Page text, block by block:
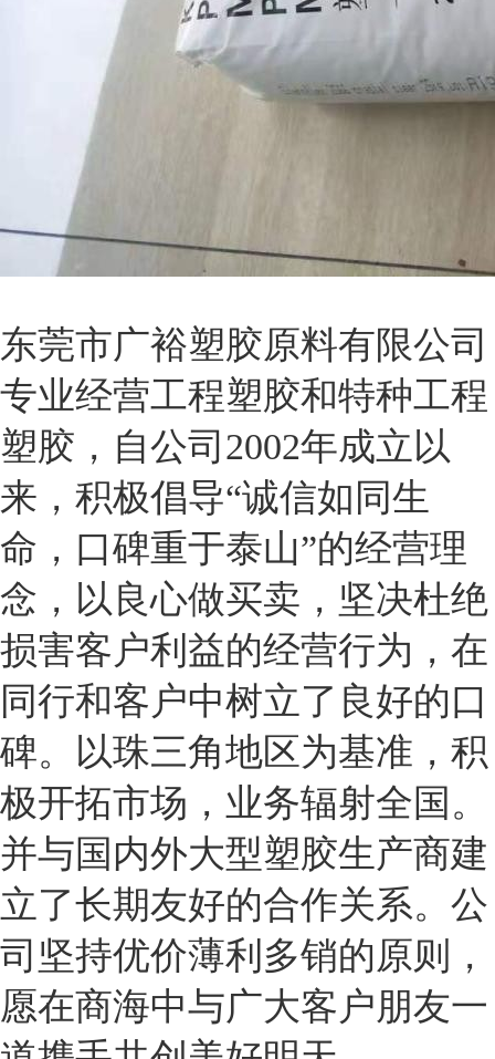
东莞市广裕塑胶原料有限公司
专业经营工程塑胶和特种工程
塑胶，自公司2002年成立以
来，积极倡导“诚信如同生
命，口碑重于泰山”的经营理
念，以良心做买卖，坚决杜绝
损害客户利益的经营行为，在
同行和客户中树立了良好的口
碑。以珠三角地区为基准，积
极开拓市场，业务辐射全国。
并与国内外大型塑胶生产商建
立了长期友好的合作关系。公
司坚持优价薄利多销的原则，
愿在商海中与广大客户朋友一